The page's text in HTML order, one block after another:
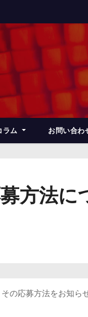
ラム お問い合わ
方法に
の応募方法をお知ら